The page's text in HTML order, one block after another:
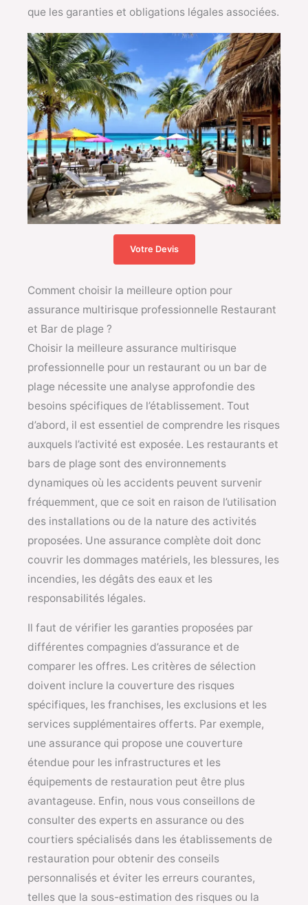
que les garanties et obligations légales associées.
Votre Devis
Comment choisir la meilleure option pour
assurance multirisque professionnelle Restaurant
et Bar de plage ?
Choisir la meilleure assurance multirisque
professionnelle pour un restaurant ou un bar de
plage nécessite une analyse approfondie des
besoins spécifiques de l’établissement. Tout
d’abord, il est essentiel de comprendre les risques
auxquels l’activité est exposée. Les restaurants et
bars de plage sont des environnements
dynamiques où les accidents peuvent survenir
fréquemment, que ce soit en raison de l’utilisation
des installations ou de la nature des activités
proposées. Une assurance complète doit donc
couvrir les dommages matériels, les blessures, les
incendies, les dégâts des eaux et les
responsabilités légales.
Il faut de vérifier les garanties proposées par
différentes compagnies d’assurance et de
comparer les offres. Les critères de sélection
doivent inclure la couverture des risques
spécifiques, les franchises, les exclusions et les
services supplémentaires offerts. Par exemple,
une assurance qui propose une couverture
étendue pour les infrastructures et les
équipements de restauration peut être plus
avantageuse. Enfin, nous vous conseillons de
consulter des experts en assurance ou des
courtiers spécialisés dans les établissements de
restauration pour obtenir des conseils
personnalisés et éviter les erreurs courantes,
telles que la sous-estimation des risques ou la